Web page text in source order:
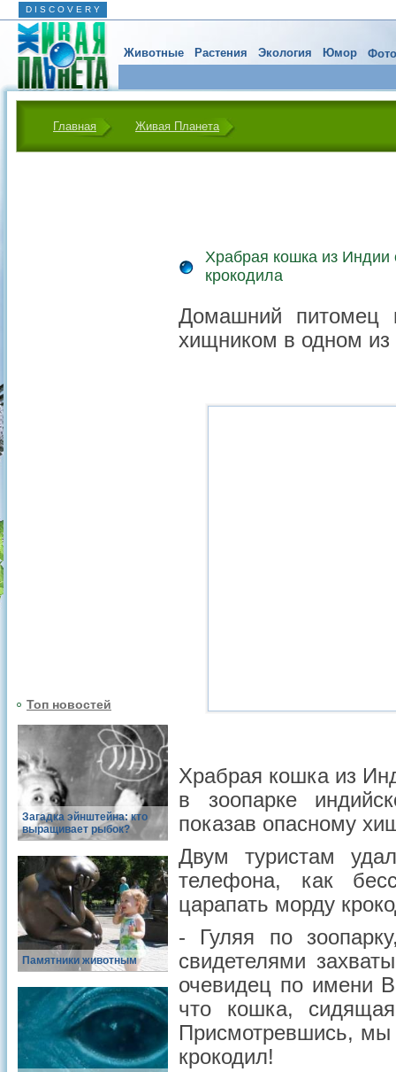
D I S C O V E R Y
Животные Растения Экология Юмор
Главная Живая Планета
Топ новостей
Загадка эйнштейна: кто
выращивает рыбок?
Памятники животным
Храбрая кошка из Индии
крокодила
Домашний питомец
хищником в одном из
Храбрая кошка из
в зоопарке
показав опасному
Двум туристам
телефона, как
царапать морду
- Гуляя по
свидетелями
очевидец по имени
что кошка,
Присмотревшись, мы
крокодил!